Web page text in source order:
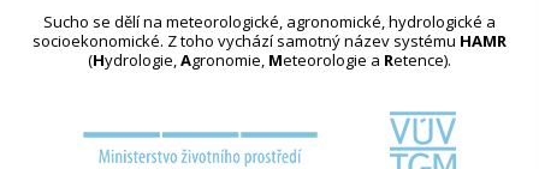
Sucho se dělí na meteorologické, agronomické, hydrologické a
socioekonomické. Z toho vychází samotný název systému HAMR
(Hydrologie,Agronomie, Meteorologie a Retence).